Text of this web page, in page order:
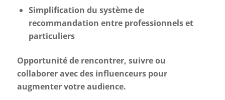
Simplification du système de
recommandation entre professionnels et
particuliers
Opportunité de rencontrer, suivre ou
collaborer avec des influenceurs pour
augmenter votre audience.